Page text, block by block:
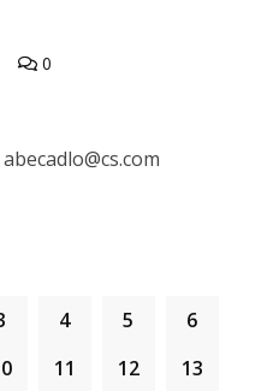
0
4 5
6
11 12
13